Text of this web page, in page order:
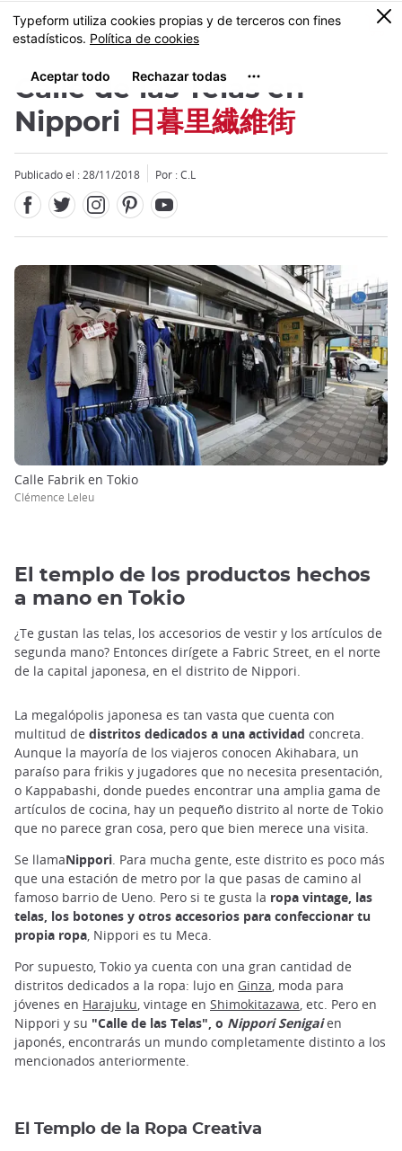
Tamaño
MENU
0
Calle de las Telas en
Nippori 日暮里繊維街
Publicado el : 28/11/2018 Por : C.L
Calle Fabrik en Tokio
Clémence Leleu
El templo de los productos hechos
a mano en Tokio
¿Te gustan las telas, los accesorios de vestir y los artículos de
segunda mano? Entonces dirígete a Fabric Street, en el norte
de la capital japonesa, en el distrito de Nippori.
La megalópolis japonesa es tan vasta que cuenta con
multitud de distritos dedicados a una actividad concreta.
Aunque la mayoría de los viajeros conocen Akihabara, un
paraíso para frikis y jugadores que no necesita presentación,
o Kappabashi, donde puedes encontrar una amplia gama de
artículos de cocina, hay un pequeño distrito al norte de Tokio
que no parece gran cosa, pero que bien merece una visita.
Se llamaNippori. Para mucha gente, este distrito es poco más
que una estación de metro por la que pasas de camino al
famoso barrio de Ueno. Pero si te gusta la ropa vintage, las
telas, los botones y otros accesorios para confeccionar tu
propia ropa, Nippori es tu Meca.
Por supuesto, Tokio ya cuenta con una gran cantidad de
distritos dedicados a la ropa: lujo en Ginza, moda para
jóvenes en Harajuku, vintage en Shimokitazawa, etc. Pero en
Nippori y su "Calle de las Telas", o Nippori Senigai en
japonés, encontrarás un mundo completamente distinto a los
mencionados anteriormente.
El Templo de la Ropa Creativa
Close